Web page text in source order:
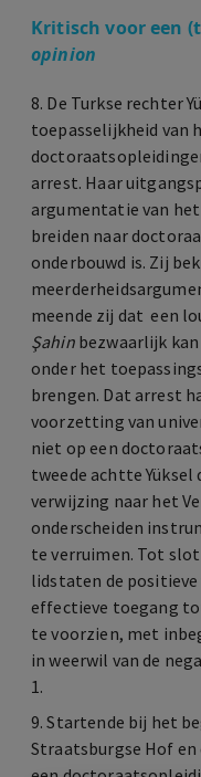
Kritisch voor een
opinion
8. De Turkse rechter
toepasselijkheid van
arrest. Haar
argumentatie van
breiden naar
onderbouwd is. Zij
meende zij dat een
Şahin bezwaarlijk
onder het
brengen. Dat arrest
voorzetting van
niet op een
tweede achtte
verwijzing naar het
onderscheiden
te verruimen. Tot
lidstaten de
effectieve toegang
te voorzien, met
in weerwil van de
1.
9. Startende bij het
Straatsburgse Hof